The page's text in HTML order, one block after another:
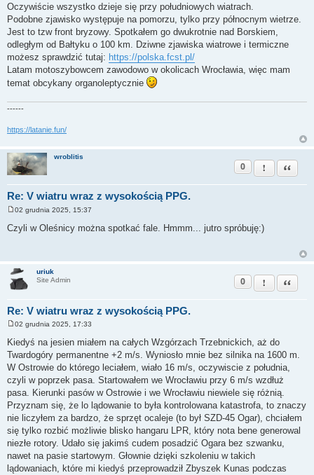
Oczywiście wszystko dzieje się przy południowych wiatrach.
Podobne zjawisko występuje na pomorzu, tylko przy północnym wietrze.
Jest to tzw front bryzowy. Spotkałem go dwukrotnie nad Borskiem,
odległym od Bałtyku o 100 km. Dziwne zjawiska wiatrowe i termiczne
możesz sprawdzić tutaj: https://polska.fcst.pl/
Latam motoszybowcem zawodowo w okolicach Wrocławia, więc mam
temat obcykany organoleptycznie
------
https://latanie.fun/
wroblitis
Re: V wiatru wraz z wysokością PPG.
0 Zgłoś ten post
Cytuj
s
02 grudnia 2025, 15:37
Czyli w Oleśnicy można spotkać fale. Hmmm... jutro spróbuję:)
uriuk
Site Admin
Re: V wiatru wraz z wysokością PPG.
0 Zgłoś ten post
Cytuj
o
s
t
02 grudnia 2025, 17:33
Kiedyś na jesien miałem na całych Wzgórzach Trzebnickich, aż do
Twardogóry permanentne +2 m/s. Wyniosło mnie bez silnika na 1600 m.
W Ostrowie do którego leciałem, wiało 16 m/s, oczywiscie z południa,
czyli w poprzek pasa. Startowałem we Wrocławiu przy 6 m/s wzdłuż
pasa. Kierunki pasów w Ostrowie i we Wrocławiu niewiele się różnią.
Przyznam się, że lo lądowanie to była kontrolowana katastrofa, to znaczy
nie liczyłem za bardzo, że sprzęt ocaleje (to był SZD-45 Ogar), chciałem
się tylko rozbić możliwie blisko hangaru LPR, który nota bene generowal
niezłe rotory. Udało się jakimś cudem posadzić Ogara bez szwanku,
nawet na pasie startowym. Głownie dzięki szkoleniu w takich
lądowaniach, które mi kiedyś przeprowadził Zbyszek Kunas podczas